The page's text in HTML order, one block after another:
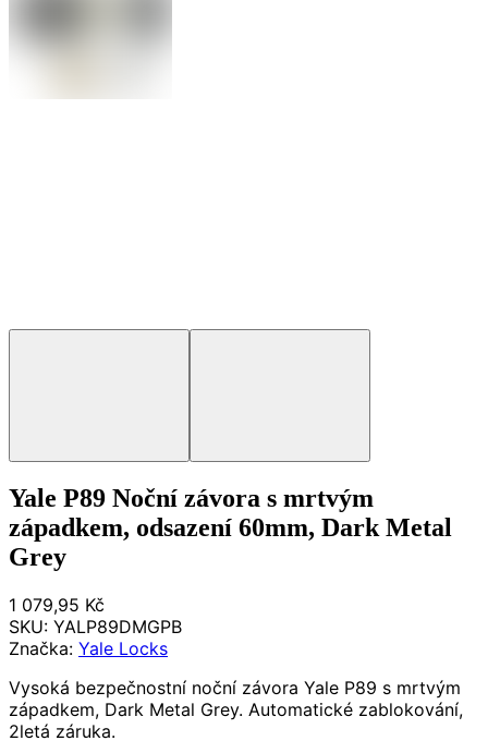
Yale P89 Noční závora s mrtvým
západkem, odsazení 60mm, Dark Metal
Grey
1 079,95 Kč
SKU: YALP89DMGPB
Značka: Yale Locks
Vysoká bezpečnostní noční závora Yale P89 s mrtvým
západkem, Dark Metal Grey. Automatické zablokování,
2letá záruka.